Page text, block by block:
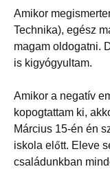
Amikor
Technika), egész
magam oldogatni.
is kigyógyultam.
Amikor a negatív
kopogtattam ki,
Március 15-én én
iskola előtt. Eleve
családunkban